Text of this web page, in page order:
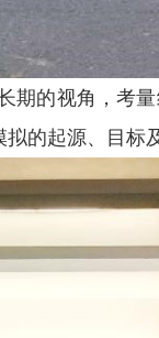
期的视角，考
的起源、目标